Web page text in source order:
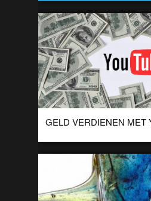
GELD VERDIENEN MET
Door al die uren die wij aan filmpjes
worden er een paar slimmeriken